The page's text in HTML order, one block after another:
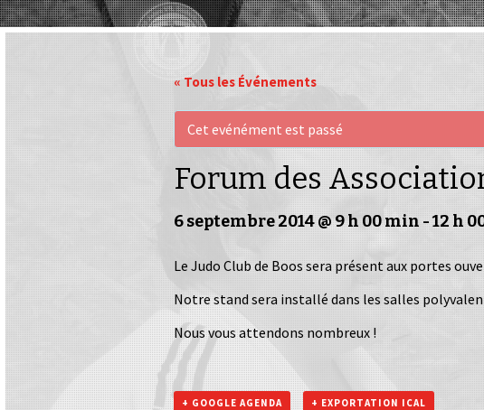
« Tous les Événements
Cet evénément est passé
Forum des
6 septembre 2014 @ 9 h 00 min -12 h
Le Judo Club de Boos sera présent aux portes
Notre stand sera installé dans les salles
Nous vous attendons nombreux !
+ GOOGLE AGENDA + EXPORTATION ICAL